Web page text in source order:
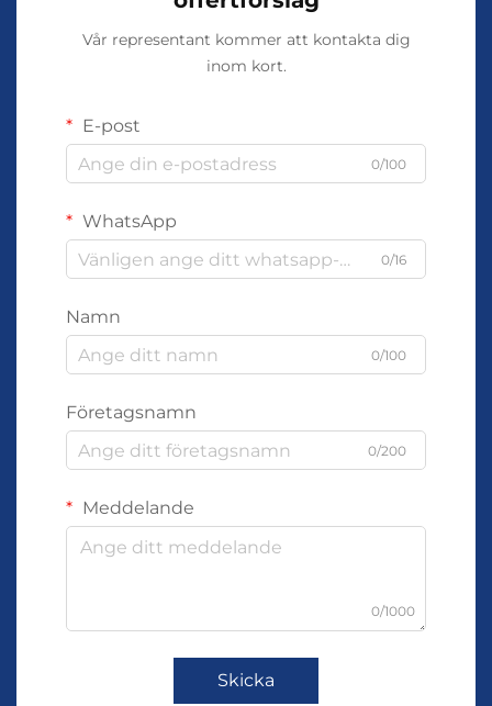
Vår representant kommer att kontakta dig
inom kort.
E-post
0/100
WhatsApp
0/16
Namn
0/100
Företagsnamn
0/200
Meddelande
0/1000
Skicka